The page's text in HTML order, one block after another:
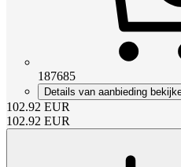
187685
Details van aanbieding
102.92 EUR
102.92 EUR